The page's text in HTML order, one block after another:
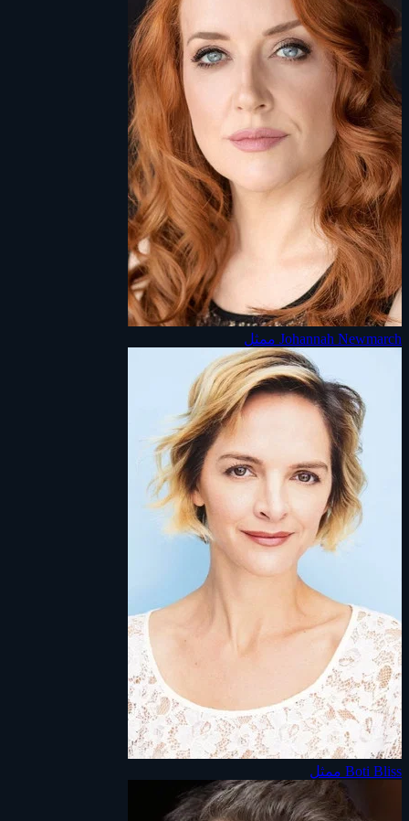
Johannah Newmarch ممثل
Boti Bliss ممثل